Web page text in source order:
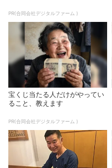
PR(合同会社デジタルファーム )
宝くじ当たる人だけがやってい
ること、教えます
PR(合同会社デジタルファーム )